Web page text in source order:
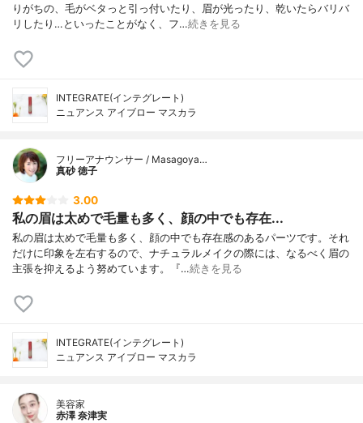
りがちの、毛がベタっと引っ付いたり、眉が光ったり、乾いたらバリバ
リしたり…といったことがなく、フ…続きを見る
INTEGRATE(インテグレート)
ニュアンス アイブロー マスカラ
フリーアナウンサー / Masagoya…
真砂 徳子
3.00
私の眉は太めで毛量も多く、顔の中でも存在...
私の眉は太めで毛量も多く、顔の中でも存在感のあるパーツです。それ
だけに印象を左右するので、ナチュラルメイクの際には、なるべく眉の
主張を抑えるよう努めています。『…続きを見る
INTEGRATE(インテグレート)
ニュアンス アイブロー マスカラ
美容家
赤澤 奈津実